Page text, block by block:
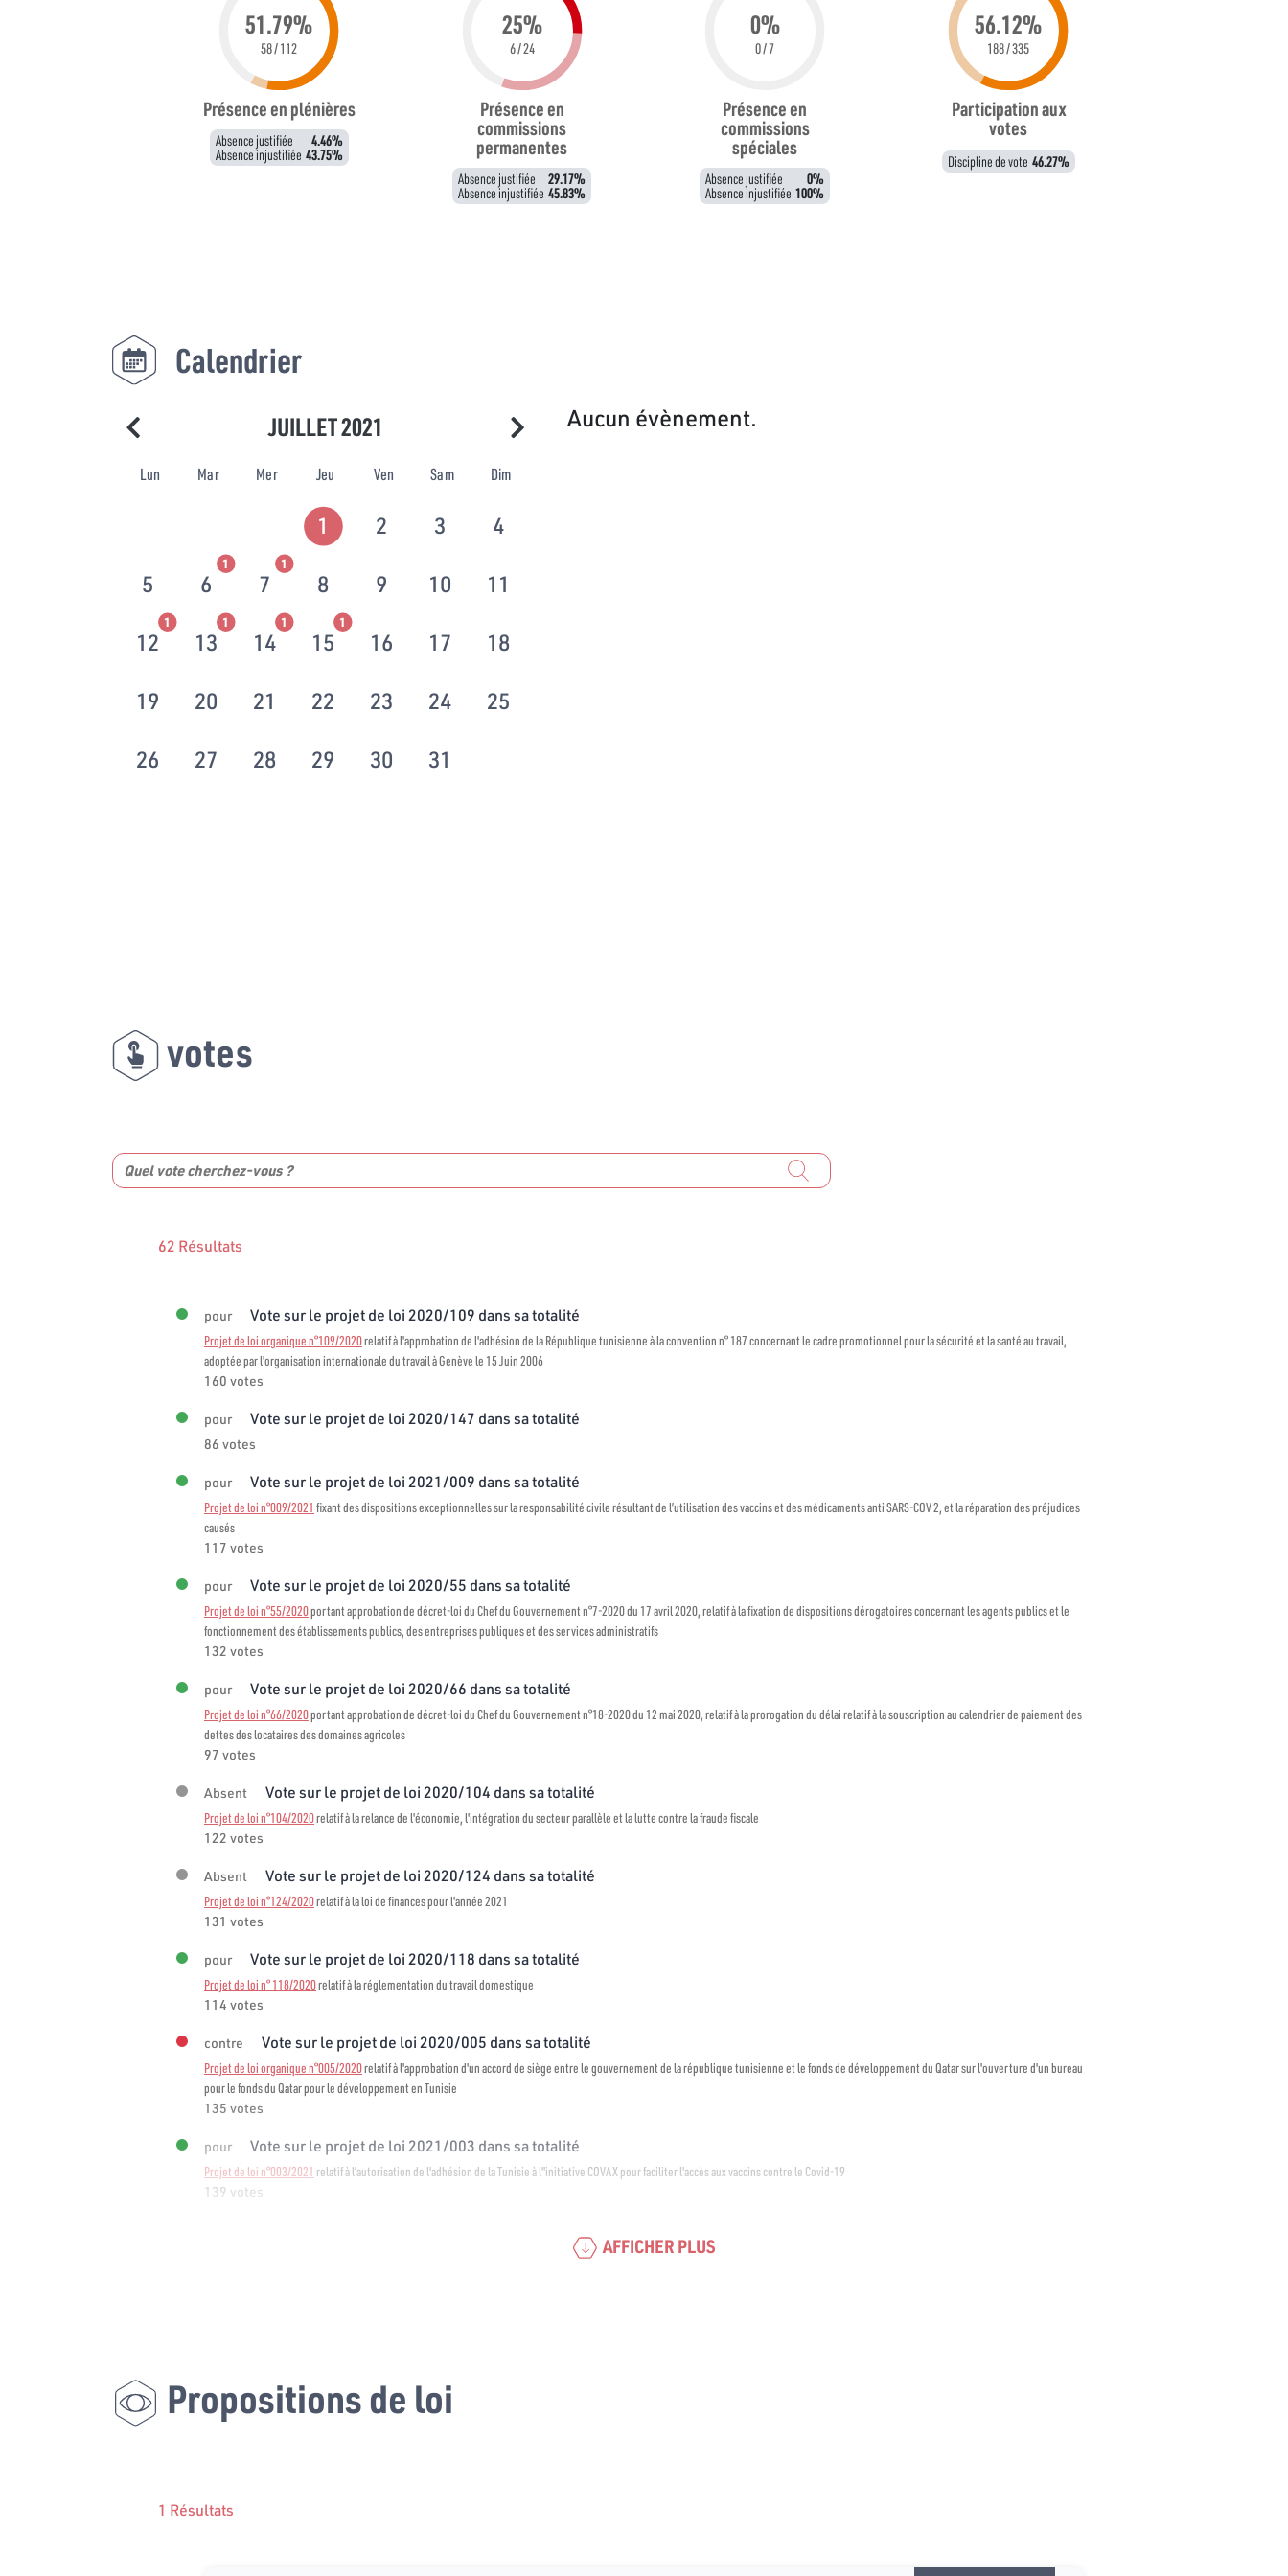
51.79%
58 / 112
Présence en plénières
Absence justifiée 4.46%
Absence injustifiée 43.75%
25%
6 / 24
Présence en
commissions
permanentes
Absence justifiée 29.17%
Absence injustifiée 45.83%
0%
0 / 7
Présence en
commissions
spéciales
Absence justifiée 0%
Absence injustifiée 100%
56.12%
188 / 335
Participation aux
votes
Discipline de vote 46.27%
Calendrier
JUILLET 2021
Lun Mar Mer Jeu Ven Sam Dim
1 2 3 4
5 6
1
7
1
8 9 10 11
12
1
13
1
14
1
15
1
16 17 18
19 20 21 22 23 24 25
26 27 28 29 30 31
Aucun évènement.
votes
62 Résultats
pour Vote sur le projet de loi 2020/109 dans sa totalité
Projet de loi organique n°109/2020relatif à l'approbation de l'adhésion de la République tunisienne à la convention n° 187 concernant le cadre promotionnel pour la sécurité et la santé au travail,
adoptée par l'organisation internationale du travail à Genève le 15 Juin 2006
160 votes
pour Vote sur le projet de loi 2020/147 dans sa totalité
86 votes
pour Vote sur le projet de loi 2021/009 dans sa totalité
Projet de loi n°009/2021 fixant des dispositions exceptionnelles sur la responsabilité civile résultant de l’utilisation des vaccins et des médicaments anti SARS-COV 2, et la réparation des préjudices
causés
117 votes
pour Vote sur le projet de loi 2020/55 dans sa totalité
Projet de loi n°55/2020portant approbation de décret-loi du Chef du Gouvernement n°7-2020 du 17 avril 2020, relatif à la fixation de dispositions dérogatoires concernant les agents publics et le
fonctionnement des établissements publics, des entreprises publiques et des services administratifs
132 votes
pour Vote sur le projet de loi 2020/66 dans sa totalité
Projet de loi n°66/2020portant approbation de décret-loi du Chef du Gouvernement n°18-2020 du 12 mai 2020, relatif à la prorogation du délai relatif à la souscription au calendrier de paiement des
dettes des locataires des domaines agricoles
97 votes
Absent Vote sur le projet de loi 2020/104 dans sa totalité
Projet de loi n°104/2020relatif à la relance de l'économie, l'intégration du secteur parallèle et la lutte contre la fraude fiscale
122 votes
Absent Vote sur le projet de loi 2020/124 dans sa totalité
Projet de loi n°124/2020relatif à la loi de finances pour l'année 2021
131 votes
pour Vote sur le projet de loi 2020/118 dans sa totalité
Projet de loi n° 118/2020relatif à la réglementation du travail domestique
114 votes
contre Vote sur le projet de loi 2020/005 dans sa totalité
Projet de loi organique n°005/2020relatif à l'approbation d'un accord de siège entre le gouvernement de la république tunisienne et le fonds de développement du Qatar sur l'ouverture d'un bureau
pour le fonds du Qatar pour le développement en Tunisie
135 votes
pour Vote sur le projet de loi 2021/003 dans sa totalité
Projet de loi n°003/2021 relatif à l’autorisation de l'adhésion de la Tunisie à l"initiative COVAX pour faciliter l'accès aux vaccins contre le Covid-19
139 votes
AFFICHER PLUS
Propositions de loi
1 Résultats